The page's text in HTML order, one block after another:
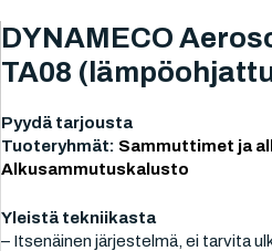
DYNAMECO
TA08
Pyydä tarjousta
Tuoteryhmät: Sammuttimet ja
Alkusammutuskalusto
Yleistä tekniikasta
– Itsenäinen järjestelmä, ei tarvita